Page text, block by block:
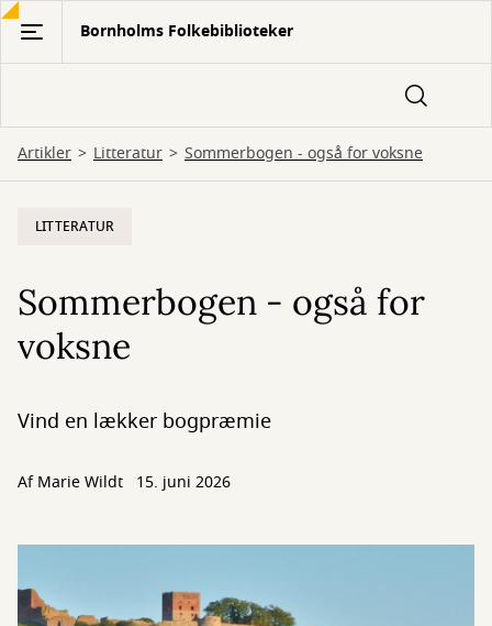
Gå
hovedindhold
Bornholms Folkebiblioteker
Artikler Litteratur Sommerbogen - også for voksne
LITTERATUR
Sommerbogen - også for
voksne
Vind en lækker bogpræmie
AfMarie Wildt 15. juni 2026